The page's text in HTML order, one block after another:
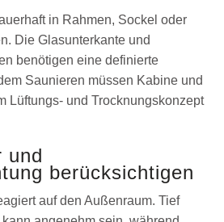
in Rahmen, Sockel oder
Die Glasunterkante und
benötigen eine definierte
Saunieren müssen Kabine und
Lüftungs- und Trocknungskonzept
und
berücksichtigen
auf den Außenraum. Tief